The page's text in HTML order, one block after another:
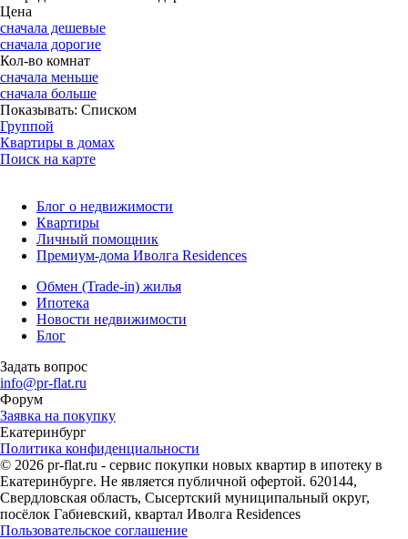
Цена
сначала дешевые
сначала дорогие
Кол-во комнат
сначала меньше
сначала больше
Показывать: Списком
Группой
Квартиры в домах
Поиск на карте
Блог о недвижимости
Квартиры
Личный помощник
Премиум-дома Иволга Residences
Обмен (Trade-in) жилья
Ипотека
Новости недвижимости
Блог
Задать вопрос
info@pr-flat.ru
Форум
Заявка на покупку
Екатеринбург
Политика конфиденциальности
© 2026 pr-flat.ru - сервис покупки новых квартир в ипотеку в
Екатеринбурге. Не является публичной офертой. 620144,
Свердловская область, Сысертский муниципальный округ,
посёлок Габиевский, квартал Иволга Residences
Пользовательское соглашение